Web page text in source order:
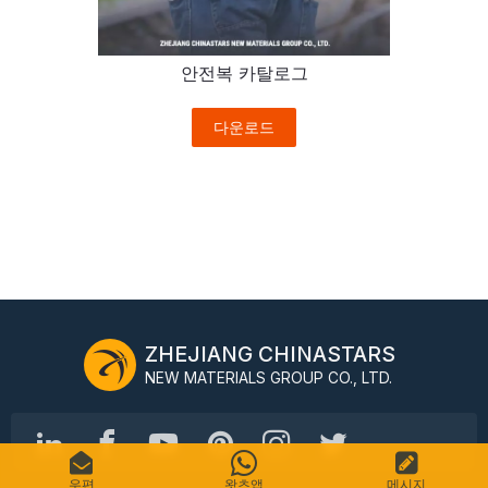
안전복 카탈로그
다운로드
ZHEJIANG CHINASTARS
NEW MATERIALS GROUP CO., LTD.
우편 왓츠앱 메시지